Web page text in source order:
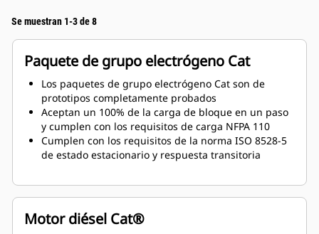
Se muestran 1-3 de 8
Paquete de grupo electrógeno Cat
Los paquetes de grupo electrógeno Cat son de
prototipos completamente probados
Aceptan un 100% de la carga de bloque en un paso
y cumplen con los requisitos de carga NFPA 110
Cumplen con los requisitos de la norma ISO 8528-5
de estado estacionario y respuesta transitoria
Motor diésel Cat®